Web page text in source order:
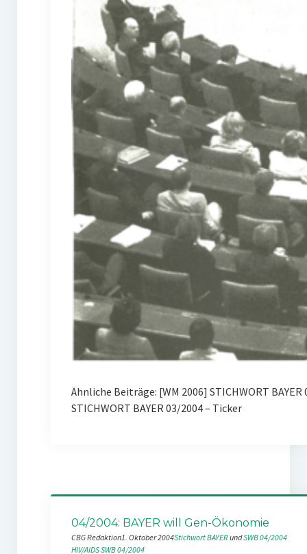
Ähnliche Beiträge: [WM 2006] STICHWORT
STICHWORT BAYER 03/2004 – Ticker
04/2004: BAYER will Gen-Ökonomie
CBG Redaktion1. Oktober 2004Stichwort BAYER und SWB 04/2004
HIV/AIDSSWB 04/2004